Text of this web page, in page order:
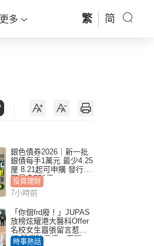
更多 繁 简
銀色債券2026｜新一批
銀債每手1萬元 最少4.25
厘 8.21起可申購 發行金
額最多550億
投資理財
7小時前
「你個frd廢！」JUPAS
放榜炫耀港大醫科Offer
名校女生囂張留言惹眾
怒 醫學院澄清：宣稱
時事熱話